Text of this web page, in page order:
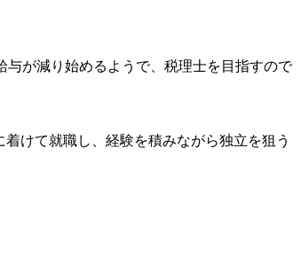
が減り始めるようで、税理士を目指すので
けて就職し、経験を積みながら独立を狙う